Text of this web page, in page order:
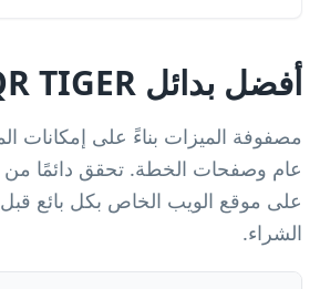
أفضل بدائل QR TIGER
مصفوفة الميزات بناءً على إمكانات
عام وصفحات الخطة. تحقق دائمًا من
على موقع الويب الخاص بكل بائع قبل
الشراء.